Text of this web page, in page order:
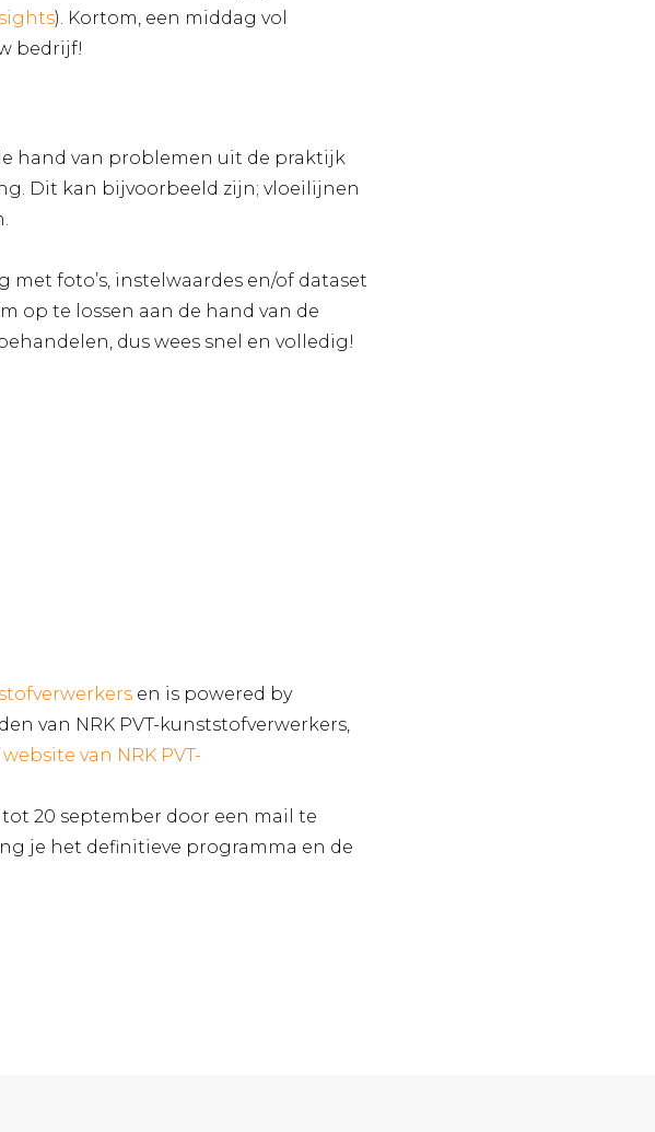
). Kortom, een middag vol
bedrijf!
hand van problemen uit de praktijk
Dit kan bijvoorbeeld zijn; vloeilijnen
foto’s, instelwaardes en/of dataset
op te lossen aan de hand van de
dus wees snel en volledig!
en is powered by
van NRK PVT-kunststofverwerkers,
website van NRK PVT-
20 september door een mail te
je het definitieve programma en de